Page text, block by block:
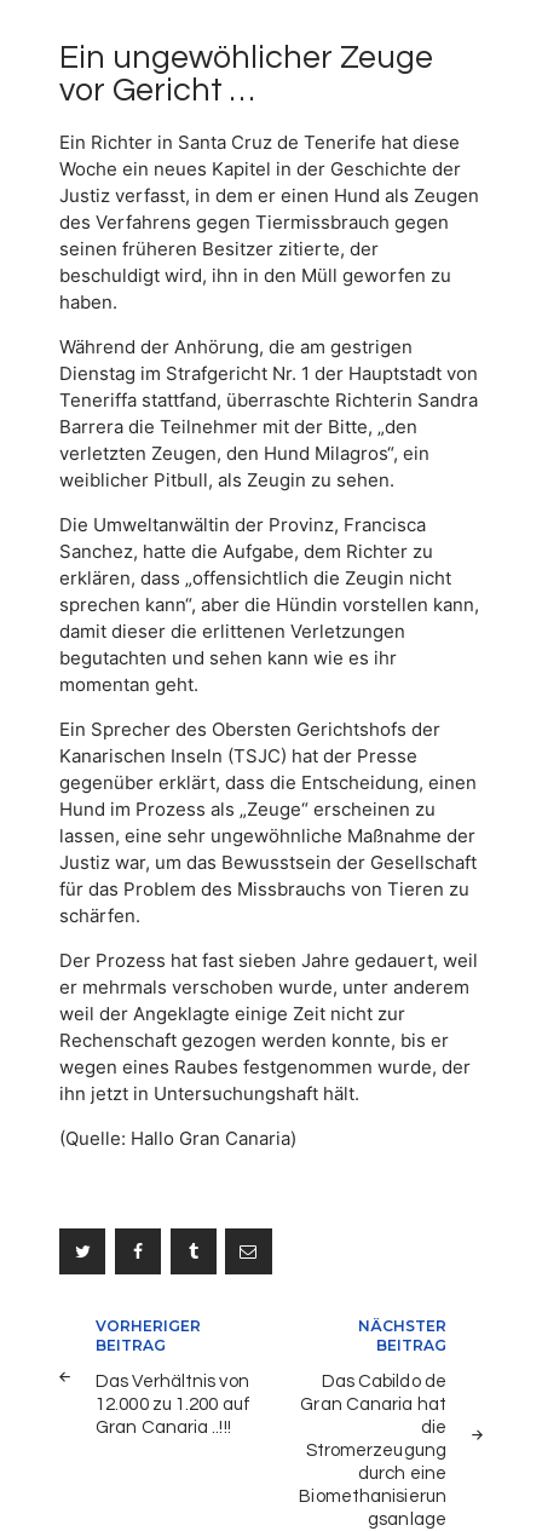
Ein ungewöhlicher Zeuge
vor Gericht …
Ein Richter in Santa Cruz de Tenerife hat diese
Woche ein neues Kapitel in der Geschichte der
Justiz verfasst, in dem er einen Hund als Zeugen
des Verfahrens gegen Tiermissbrauch gegen
seinen früheren Besitzer zitierte, der
beschuldigt wird, ihn in den Müll geworfen zu
haben.
Während der Anhörung, die am gestrigen
Dienstag im Strafgericht Nr. 1 der Hauptstadt von
Teneriffa stattfand, überraschte Richterin Sandra
Barrera die Teilnehmer mit der Bitte, „den
verletzten Zeugen, den Hund Milagros“, ein
weiblicher Pitbull, als Zeugin zu sehen.
Die Umweltanwältin der Provinz, Francisca
Sanchez, hatte die Aufgabe, dem Richter zu
erklären, dass „offensichtlich die Zeugin nicht
sprechen kann“, aber die Hündin vorstellen kann,
damit dieser die erlittenen Verletzungen
begutachten und sehen kann wie es ihr
momentan geht.
Ein Sprecher des Obersten Gerichtshofs der
Kanarischen Inseln (TSJC) hat der Presse
gegenüber erklärt, dass die Entscheidung, einen
Hund im Prozess als „Zeuge“ erscheinen zu
lassen, eine sehr ungewöhnliche Maßnahme der
Justiz war, um das Bewusstsein der Gesellschaft
für das Problem des Missbrauchs von Tieren zu
schärfen.
Der Prozess hat fast sieben Jahre gedauert, weil
er mehrmals verschoben wurde, unter anderem
weil der Angeklagte einige Zeit nicht zur
Rechenschaft gezogen werden konnte, bis er
wegen eines Raubes festgenommen wurde, der
ihn jetzt in Untersuchungshaft hält.
(Quelle: Hallo Gran Canaria)
Beitragsnavigation
VORHERIGER
BEITRAG
Das Verhältnis von
12.000 zu 1.200 auf
Gran Canaria ..!!!
NÄCHSTER
BEITRAG
Das Cabildo de
Gran Canaria hat
die
Stromerzeugung
durch eine
Biomethanisierun
gsanlage